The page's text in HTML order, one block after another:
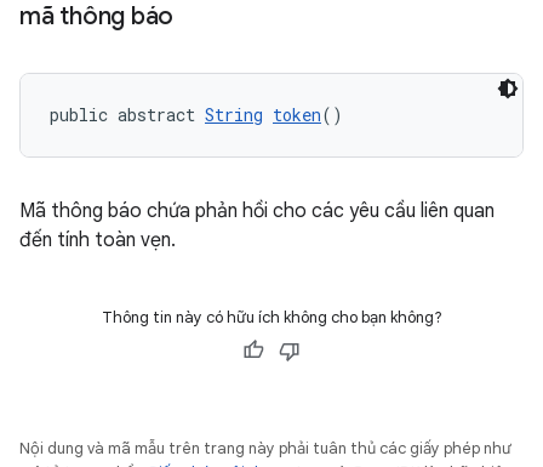
mã thông báo
public abstract String token()
Mã thông báo chứa phản hồi cho các yêu cầu liên quan
đến tính toàn vẹn.
Thông tin này có hữu ích không cho bạn không?
Nội dung và mã mẫu trên trang này phải tuân thủ các giấy phép như